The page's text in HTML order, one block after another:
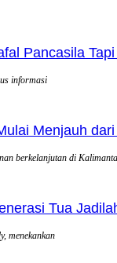
Pancasila
informasi
Menjauh
berkelanjutan di
Tua
menekankan